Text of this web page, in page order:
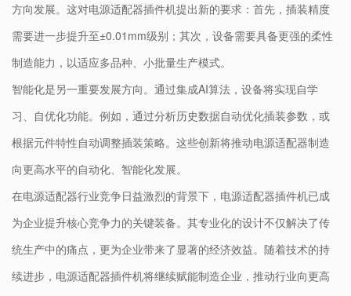
方向发展。这对电源适配器插件机提出新的要求：首先，插装精度
需要进一步提升至±0.01mm级别；其次，设备需要具备更强的柔性
制造能力，以适应多品种、小批量生产模式。
智能化是另一重要发展方向。通过集成AI算法，设备将实现自学
习、自优化功能。例如，通过分析历史数据自动优化插装参数，或
根据元件特性自动调整插装策略。这些创新将推动电源适配器制造
向更高水平的自动化、智能化发展。
在电源适配器行业竞争日益激烈的背景下，电源适配器插件机已成
为企业提升核心竞争力的关键装备。其专业化的设计不仅解决了传
统生产中的痛点，更为企业带来了显著的经济效益。随着技术的持
续进步，电源适配器插件机将继续赋能制造企业，推动行业向更高